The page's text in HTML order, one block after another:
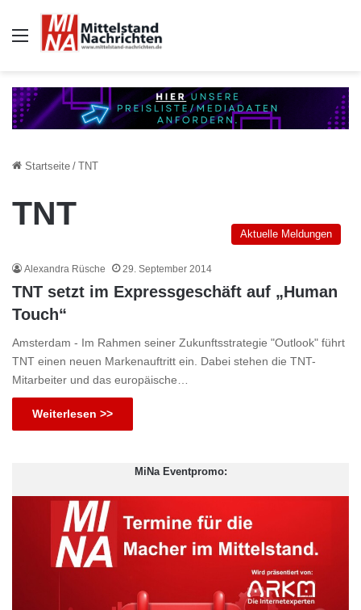
Auswahl
Startseite / TNT
TNT
Aktuelle Meldungen
Alexandra Rüsche 29. September 2014
TNT setzt im Expressgeschäft auf „Human
Touch“
Amsterdam - Im Rahmen seiner Zukunftsstrategie "Outlook" führt
TNT einen neuen Markenauftritt ein. Dabei stehen die TNT-
Mitarbeiter und das europäische…
Weiterlesen >>
MiNa Eventpromo: